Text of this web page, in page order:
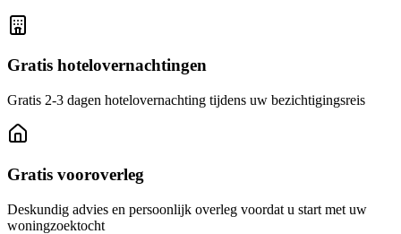
Gratis hotelovernachtingen
Gratis 2-3 dagen hotelovernachting tijdens uw bezichtigingsreis
Gratis vooroverleg
Deskundig advies en persoonlijk overleg voordat u start met uw
woningzoektocht